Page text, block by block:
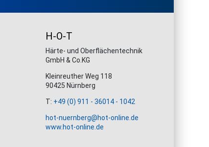
H-O-T
Härte- und Oberflächentechnik
GmbH & Co.KG
Kleinreuther Weg 118
90425 Nürnberg
T: +49 (0) 911 - 36014 - 1042
hot-nuernberg@hot-online.de
www.hot-online.de